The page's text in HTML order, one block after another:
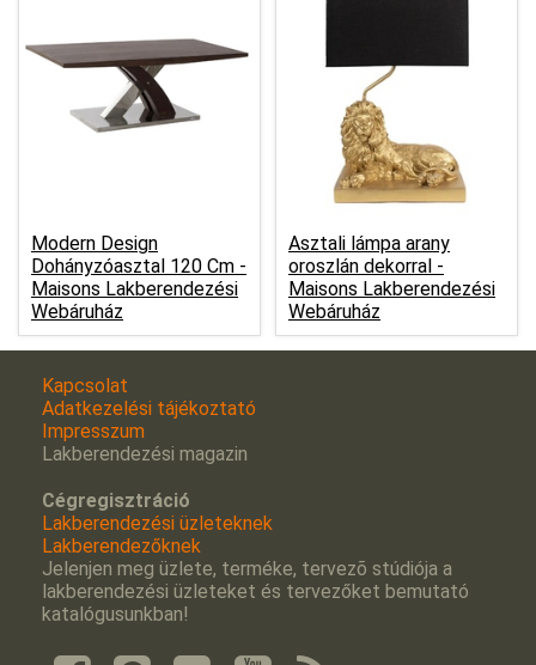
Modern Design
Dohányzóasztal 120 Cm -
Maisons Lakberendezési
Webáruház
Asztali lámpa arany
oroszlán dekorral -
Maisons Lakberendezési
Webáruház
Kapcsolat
Adatkezelési tájékoztató
Impresszum
Lakberendezési magazin
Cégregisztráció
Lakberendezési üzleteknek
Lakberendezőknek
Jelenjen meg üzlete, terméke, tervezõ stúdiója a
lakberendezési üzleteket és tervezőket bemutató
katalógusunkban!